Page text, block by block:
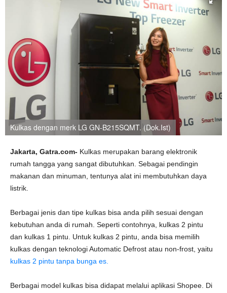
Kulkas dengan merk LG GN-B215SQMT. (Dok.Ist)
Jakarta, Gatra.com- Kulkas merupakan barang elektronik
rumah tangga yang sangat dibutuhkan. Sebagai pendingin
makanan dan minuman, tentunya alat ini membutuhkan daya
listrik.
Berbagai jenis dan tipe kulkas bisa anda pilih sesuai dengan
kebutuhan anda di rumah. Seperti contohnya, kulkas 2 pintu
dan kulkas 1 pintu. Untuk kulkas 2 pintu, anda bisa memilih
kulkas dengan teknologi Automatic Defrost atau non-frost, yaitu
kulkas 2 pintu tanpa bunga es.
Berbagai model kulkas bisa didapat melalui aplikasi Shopee. Di